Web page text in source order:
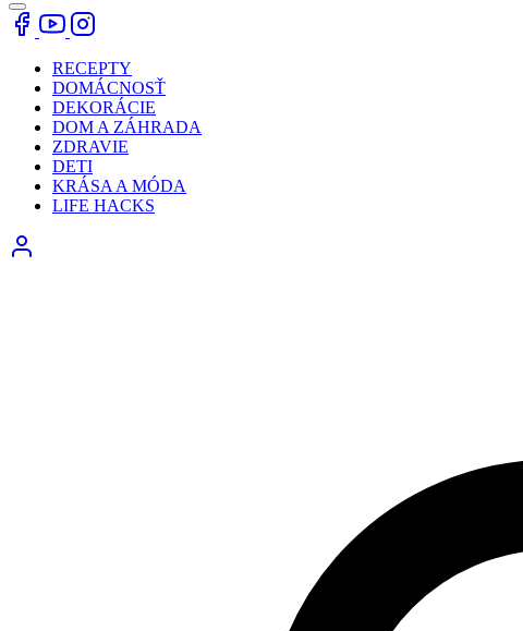
RECEPTY
DOMÁCNOSŤ
DEKORÁCIE
DOM A ZÁHRADA
ZDRAVIE
DETI
KRÁSA A MÓDA
LIFE HACKS